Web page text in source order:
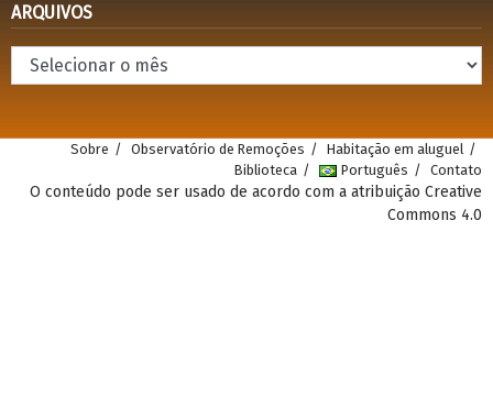
ARQUIVOS
Arquivos
Sobre Observatório de Remoções
Habitação em aluguel
Biblioteca
Português Contato
O conteúdo pode ser usado de acordo com a atribuição Creative
Commons 4.0